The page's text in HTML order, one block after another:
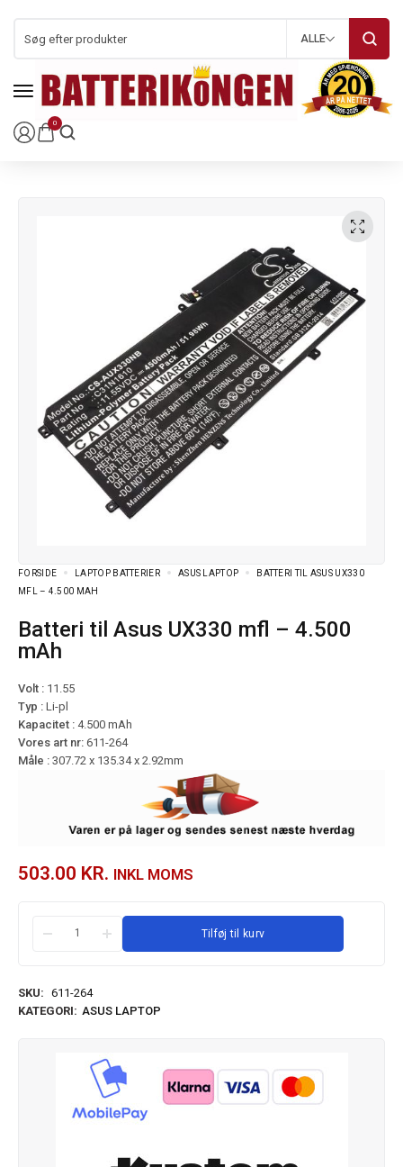
0
ALLE
FORSIDE LAPTOP BATTERIER ASUS LAPTOP
BATTERI TIL ASUS UX330
MFL – 4.500 MAH
Batteri til Asus UX330 mfl – 4.500
mAh
Volt : 11.55
Typ : Li-pl
Kapacitet : 4.500 mAh
Vores art nr: 611-264
Måle : 307.72 x 135.34 x 2.92mm
503.00 KR. INKL MOMS
Tilføj til kurv
SKU: 611-264
KATEGORI: ASUS LAPTOP